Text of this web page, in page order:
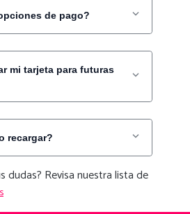
de pago?
mi tarjeta para futuras
recargar?
dudas? Revisa nuestra lista de